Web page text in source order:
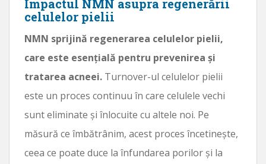
Impactul NMN asupra regenerării
celulelor pielii
NMN sprijină regenerarea celulelor pielii,
care este esențială pentru prevenirea și
tratarea acneei. Turnover-ul celulelor pielii
este un proces continuu în care celulele vechi
sunt eliminate și înlocuite cu altele noi. Pe
măsură ce îmbătrânim, acest proces încetinește,
ceea ce poate duce la înfundarea porilor și la